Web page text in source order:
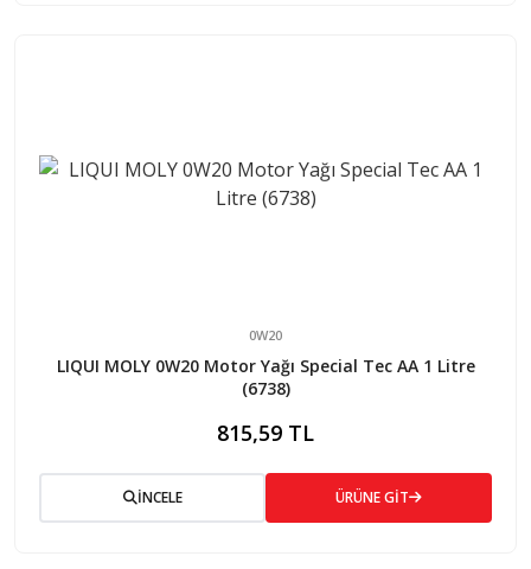
0W20
LIQUI MOLY 0W20 Motor Yağı Special Tec AA 1 Litre
(6738)
815,59 TL
İNCELE ÜRÜNE GİT